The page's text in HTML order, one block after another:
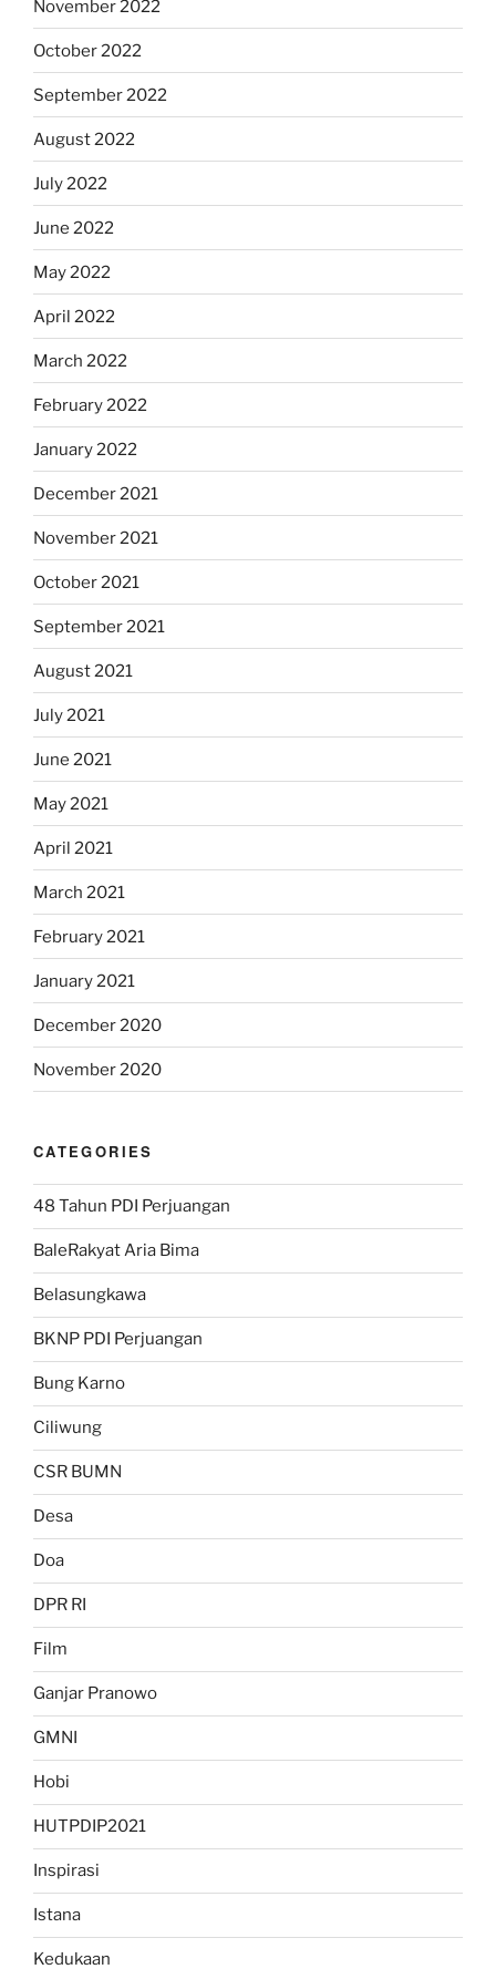
November 2022
October 2022
September 2022
August 2022
July 2022
June 2022
May 2022
April 2022
March 2022
February 2022
January 2022
December 2021
November 2021
October 2021
September 2021
August 2021
July 2021
June 2021
May 2021
April 2021
March 2021
February 2021
January 2021
December 2020
November 2020
CATEGORIES
48 Tahun PDI Perjuangan
BaleRakyat Aria Bima
Belasungkawa
BKNP PDI Perjuangan
Bung Karno
Ciliwung
CSR BUMN
Desa
Doa
DPR RI
Film
Ganjar Pranowo
GMNI
Hobi
HUTPDIP2021
Inspirasi
Istana
Kedukaan